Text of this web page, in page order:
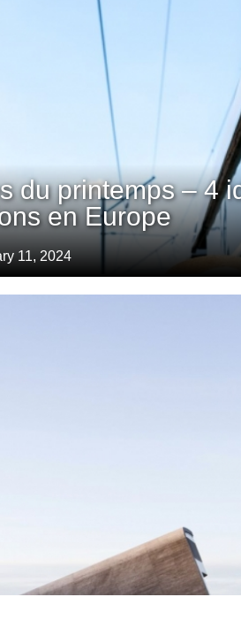
du printemps – 4
en Europe
11, 2024